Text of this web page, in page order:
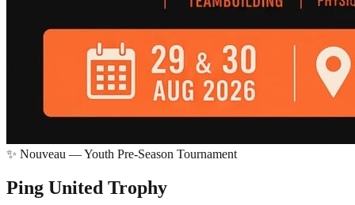
✨ Nouveau — Youth Pre-Season Tournament
Ping United Trophy